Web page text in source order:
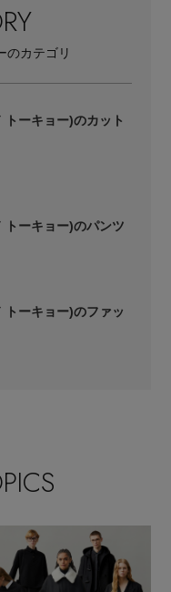
のカテゴリ
トーキョー)のカット
トーキョー)のパンツ
トーキョー)のファッ